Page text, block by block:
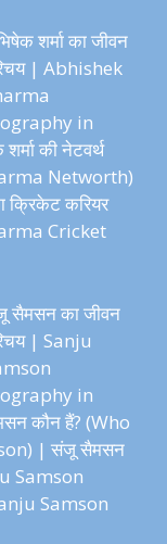
शर्मा का जीवन
| Abhishek
in
की नेटवर्थ
Networth)
क्रिकेट करियर
Cricket
सैमसन का जीवन
| Sanju
in
कौन हैं? (Who
| संजू सैमसन
Samson
Samson